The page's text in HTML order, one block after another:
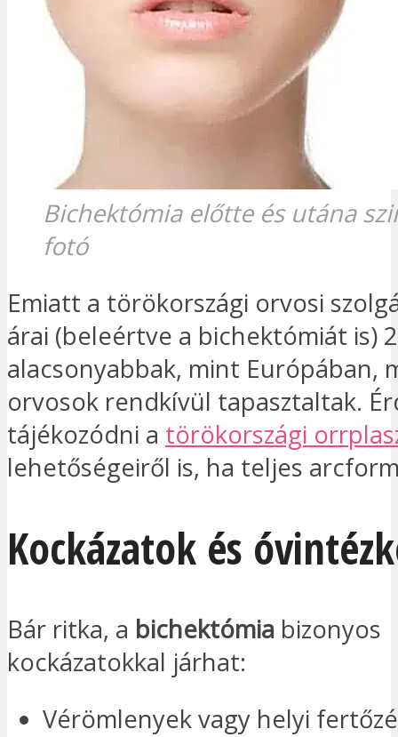
Bichektómia előtte és utána
fotó
Emiatt a törökországi orvosi
árai (beleértve a bichektómiát is)
alacsonyabbak, mint Európában,
orvosok rendkívül tapasztaltak.
tájékozódni a törökországi
lehetőségeiről is, ha teljes
Kockázatok és
Bár ritka, a bichektómia bizonyos
kockázatokkal járhat:
Vérömlenyek vagy helyi